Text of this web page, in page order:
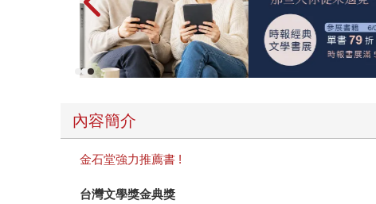
內容簡介
金石堂強力推薦書 !
台灣文學獎金典獎